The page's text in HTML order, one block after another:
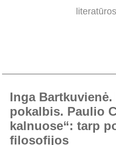
Inga
pokalbis. Paulio
kalnuose“: tarp
filosofijos